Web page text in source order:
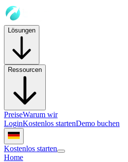
Lösungen
Ressourcen
PreiseWarum wir
LoginKostenlos startenDemo buchen
Kostenlos starten
Home